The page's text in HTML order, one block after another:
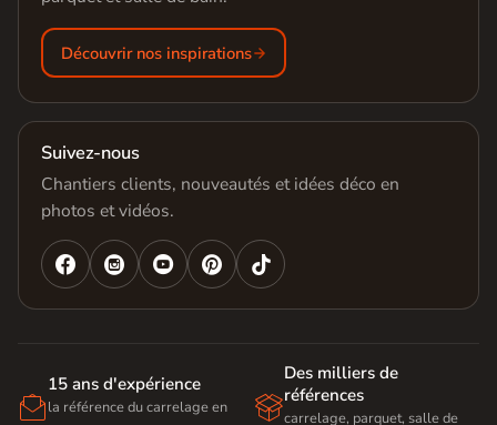
Découvrir nos inspirations
Suivez-nous
Chantiers clients, nouveautés et idées déco en
photos et vidéos.
   

15 ans d'expérience
la référence du carrelage en

Des milliers de
références
carrelage, parquet, salle de